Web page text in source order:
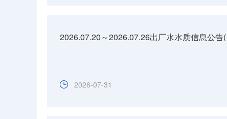
2026.07.20～2026.07.26出厂水水质信息公告
2026-07-31